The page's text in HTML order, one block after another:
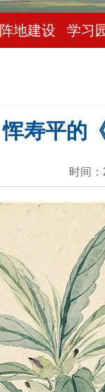
阵地建设 学习
恽寿平的
时间